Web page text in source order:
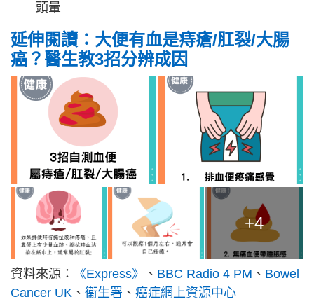
頭暈
延伸閱讀：大便有血是痔瘡/肛裂/大腸
癌？醫生教3招分辨成因
+4
資料來源： 《Express》 、 BBC Radio 4 PM 、 Bowel
Cancer UK 、 衞生署 、 癌症網上資源中心